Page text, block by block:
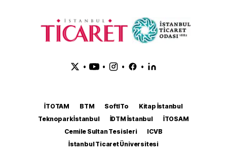
• • • •
İTOTAM BTM SoftITo
Kitap İstanbul
Teknopark İstanbul
İDTM İstanbul
İTOSAM
Cemile Sultan Tesisleri
ICVB
İstanbul Ticaret Üniversitesi